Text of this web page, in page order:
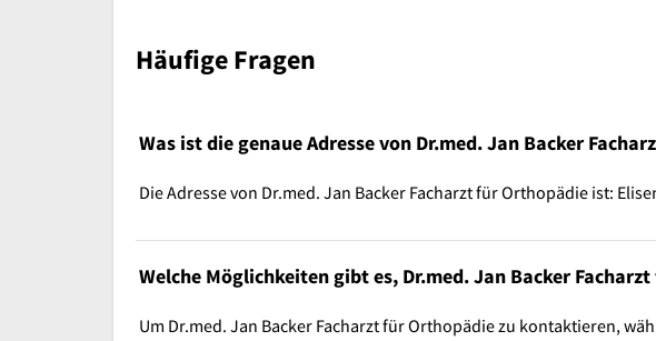
Häufige Fragen
Was ist die genaue Adresse von Dr.med. Jan Backer
Die Adresse von Dr.med. Jan Backer Facharzt für Orthopädie ist:
Welche Möglichkeiten gibt es, Dr.med. Jan Backer
Um Dr.med. Jan Backer Facharzt für Orthopädie zu kontaktieren,